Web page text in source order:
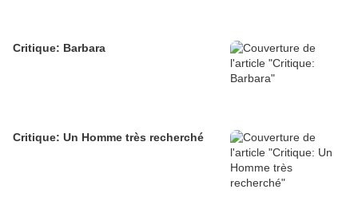
Critique: Barbara
Critique: Un Homme très recherché